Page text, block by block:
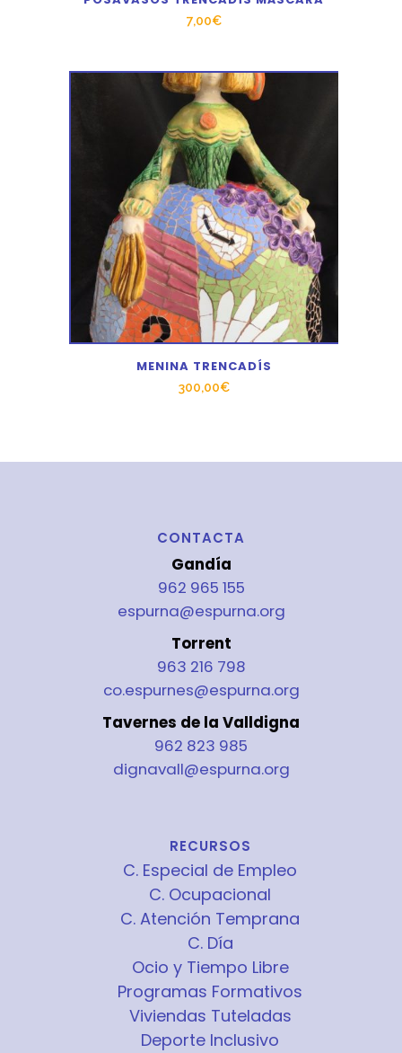
7,00€
MENINA TRENCADÍS
300,00€
CONTACTA
Gandía
962 965 155
espurna@espurna.org
Torrent
963 216 798
co.espurnes@espurna.org
Tavernes de la Valldigna
962 823 985
dignavall@espurna.org
RECURSOS
C. Especial de Empleo
C. Ocupacional
C. Atención Temprana
C. Día
Ocio y Tiempo Libre
Programas Formativos
Viviendas Tuteladas
Deporte Inclusivo